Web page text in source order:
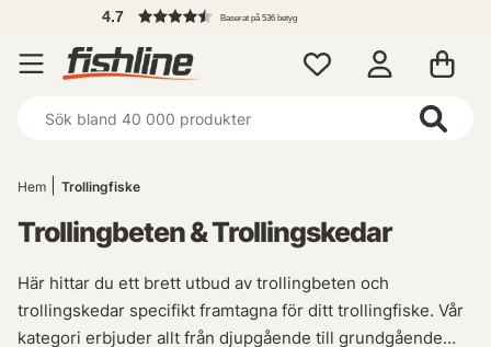
4.7 Baserat på 536 betyg
Hem Trollingfiske
Trollingbeten & Trollingskedar
Här hittar du ett brett utbud av trollingbeten och
trollingskedar specifikt framtagna för ditt trollingfiske. Vår
kategori erbjuder allt från djupgående till grundgående